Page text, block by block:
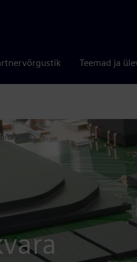
Teemad ja